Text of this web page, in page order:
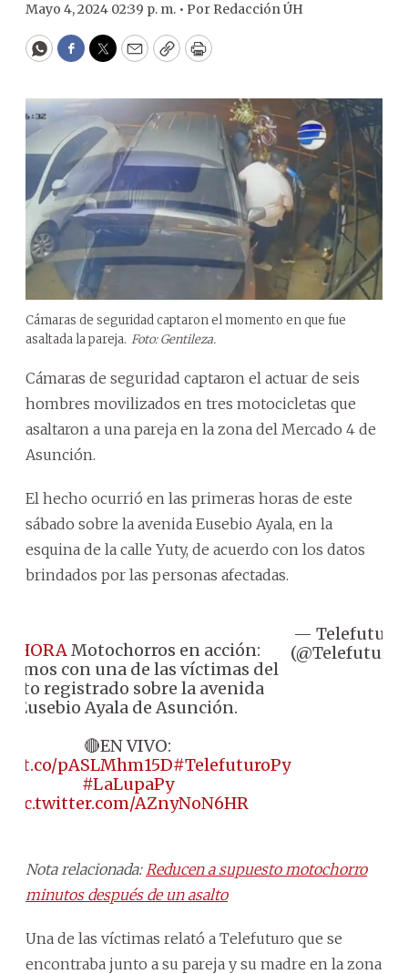
Mayo 4, 2024 02:39 p. m. • Por Redacción ÚH
WhatsApp
Facebook
Twitter
EmailCopyPrint
Cámaras de seguridad captaron el momento en que fue
asaltada la pareja. Foto: Gentileza.
Cámaras de seguridad captaron el actuar de seis
hombres movilizados en tres motocicletas que
asaltaron a una pareja en la zona del Mercado 4 de
Asunción.
El hecho ocurrió en las primeras horas de este
sábado sobre la avenida Eusebio Ayala, en la
esquina de la calle Yuty, de acuerdo con los datos
brindados por las personas afectadas.
Motochorros en acción:
con una de las víctimas del
registrado sobre la avenida
Eusebio Ayala de Asunción.
🔴EN VIVO:
t.co/pASLMhm15D#TelefuturoPy
#LaLupaPy
pic.twitter.com/AZnyNoN6HR
— Telefuturo
(@Telefuturo)
Nota relacionada: Reducen a supuesto motochorro
minutos después de un asalto
Una de las víctimas relató a Telefuturo que se
encontraba junto a su pareja y su madre en la zona